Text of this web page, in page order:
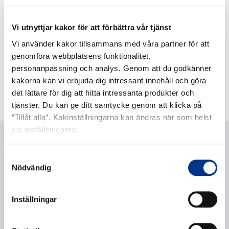
Vi utnyttjar kakor för att förbättra vår tjänst
Vi använder kakor tillsammans med våra partner för att
genomföra webbplatsens funktionalitet,
personanpassning och analys. Genom att du godkänner
kakorna kan vi erbjuda dig intressant innehåll och göra
det lättare för dig att hitta intressanta produkter och
tjänster. Du kan ge ditt samtycke genom att klicka på
”Tillåt alla”. Kakinställningarna kan ändras när som helst
via inställningarna.
Nödvändig
Inställningar
Celltron
INFORS CELLTRON